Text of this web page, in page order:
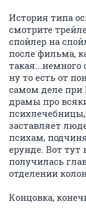
История типа
смотрите
спойлер на
после фильма,
такая...немного
ну то есть от
самом деле при
драмы про
заставляет
психам,
ерунде. Вот тут
получилась
отделении
Концовка,